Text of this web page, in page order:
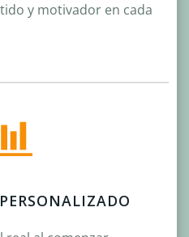
y motivador en cada